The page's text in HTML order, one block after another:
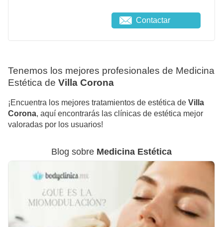
Contactar
Tenemos los mejores profesionales de Medicina
Estética de Villa Corona
¡Encuentra los mejores tratamientos de estética de Villa
Corona, aquí encontrarás las clínicas de estética mejor
valoradas por los usuarios!
Blog sobre Medicina Estética